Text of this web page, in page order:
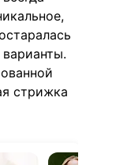
стрижка